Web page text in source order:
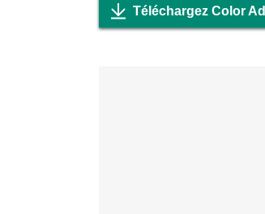
Téléchargez Color